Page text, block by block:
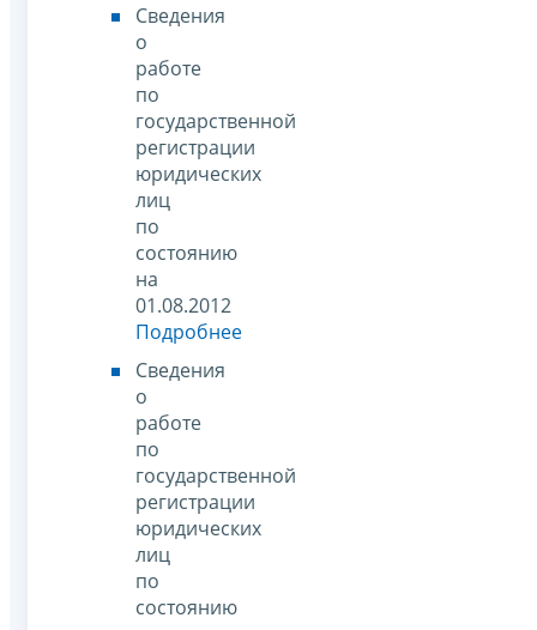
Сведения
о
работе
по
государственной
регистрации
юридических
лиц
по
состоянию
на
01.08.2012
Подробнее
Сведения
о
работе
по
государственной
регистрации
юридических
лиц
по
состоянию